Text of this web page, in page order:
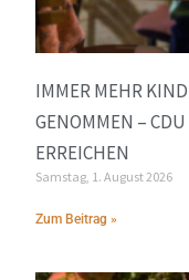
IMMER MEHR
GENOMMEN –
ERREICHEN
Samstag, 1. August 2026
Zum Beitrag »